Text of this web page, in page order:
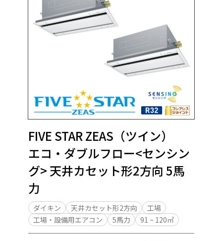
FIVE STAR ZEAS（ツイン）
エコ・ダブルフロー<センシン
グ> 天井カセット形2方向 5馬
力
ダイキン 天井カセット形2方向
工場
工場・設備用エアコン
5馬力 91 ~ 120㎡